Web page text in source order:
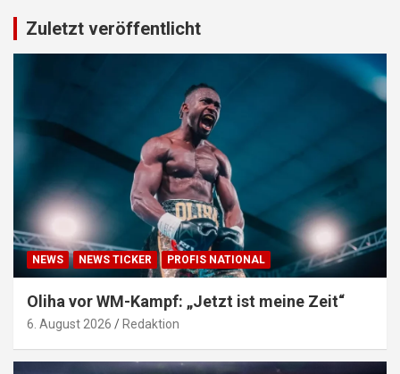
Zuletzt veröffentlicht
NEWS NEWS TICKER PROFIS NATIONAL
Oliha vor WM-Kampf: „Jetzt ist meine Zeit“
6. August 2026 Redaktion